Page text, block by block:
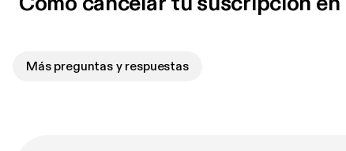
Más preguntas y respuestas